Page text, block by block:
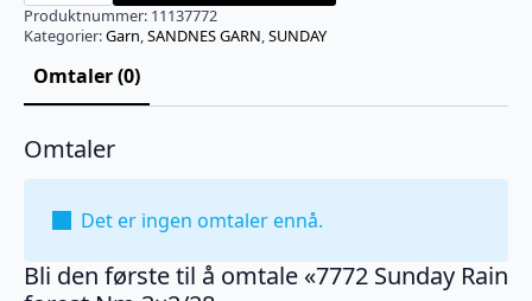
forest
Nm
3x2/28
antall
Produktnummer: 11137772
Kategorier:Garn,SANDNES GARN,SUNDAY
Omtaler (0)
Omtaler
Det er ingen omtaler ennå.
Bli den første til å omtale «7772 Sunday Rain